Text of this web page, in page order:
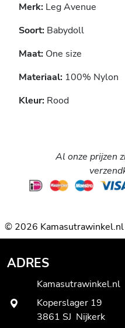
Merk: Leg Avenue
Soort: Babydoll
Maat: One size
Materiaal: 100% Nylon
Kleur: Rood
Al onze prijzen
© 2026 Kamasutrawinkel.nl
ADRES
Kamasutrawinkel.nl
Koperslager 19
3861 SJ Nijkerk